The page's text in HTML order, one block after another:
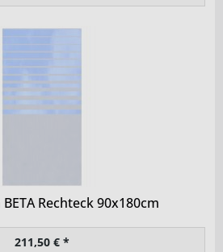
Rechteck 90x180cm
211,50 € *